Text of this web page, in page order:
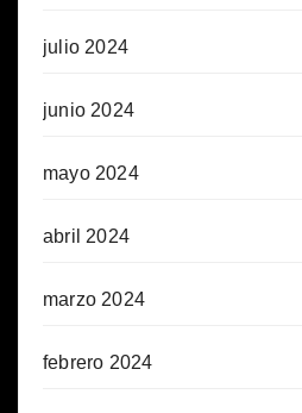
julio 2024
junio 2024
mayo 2024
abril 2024
marzo 2024
febrero 2024